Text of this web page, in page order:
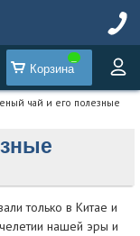
Корзина
чай и его полезные
только в Китае и
нашей эры и